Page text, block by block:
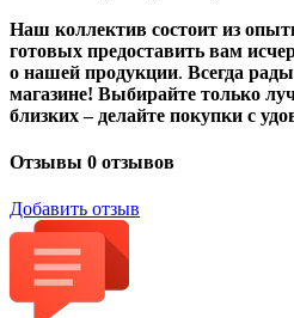
Наш коллектив состоит из
готовых предоставить вам
о нашей продукции. Всегда
магазине! Выбирайте только
близких – делайте покупки с
Отзывы 0 отзывов
Добавить отзыв